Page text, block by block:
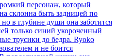
персонаж, который
склонна быть задницей по
в глубине души она заботится
только синий укороченный
трусики до бедра. Ryoko
и не боится